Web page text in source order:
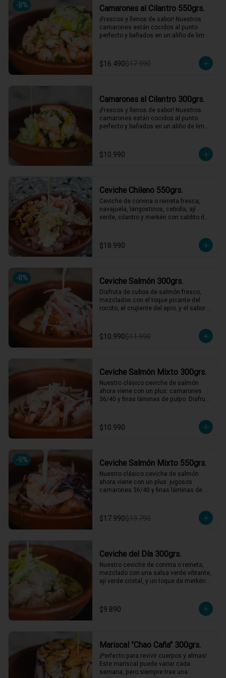
*El peso neto corresponde al producto
en su presentación completa, salsas o
acompañamientos incluidos.
-8% Camarones al Cilantro 550grs.
¡Frescos y llenos de sabor! Nuestros
camarones están cocidos al punto
perfecto y bañados en un aliño de limón
que le da ese toque final irresistible.
¡Perfectos para una comida rápida y
*El peso neto corresponde al producto
en su presentación completa, salsas o
acompañamientos incluidos.
$16.490$17.990
Camarones al Cilantro 300grs.
¡Frescos y llenos de sabor! Nuestros
camarones están cocidos al punto
perfecto y bañados en un aliño de limón
que le da ese toque final irresistible.
¡Perfectos para una comida rápida y
*El peso neto corresponde al producto
en su presentación completa, salsas o
acompañamientos incluidos.
$10.990
Ceviche Chileno 550grs.
Ceviche de corvina o reineta fresca,
navajuela, langostinos, cebolla, ají
verde, cilantro y merkén con caldito de
weno!!
$18.990
-8% Ceviche Salmón 300grs.
Disfruta de cubos de salmón fresco,
mezclados con el toque picante del
rocoto, el crujiente del apio, y el sabor
nuestra leche de tigre, que le da ese
punch perfecto. ¡Ideal para esos
*El peso neto corresponde al producto
en su presentación completa, salsas o
acompañamientos incluidos.
$10.990$11.990
Ceviche Salmón Mixto 300grs.
Nuestro clásico ceviche de salmón
ahora viene con un plus: camarones
36/40 y finas láminas de pulpo. Disfruta
leche de tigre que hará bailar tu paladar
🐟🦐🦑
en su presentación completa, salsas o
acompañamientos incluidos.
$10.990
-9% Ceviche Salmón Mixto 550grs.
Nuestro clásico ceviche de salmón
ahora viene con un plus: jugosos
camarones 36/40 y finas láminas de
todo bañado en una leche de tigre que
hará bailar tu paladar 🐟🦐🦑
*El peso neto corresponde al producto
en su presentación completa, salsas o
acompañamientos incluidos.
$17.990$19.790
Ceviche del Día 300grs.
Nuestro ceviche de corvina o reineta,
mezclado con una salsa verde vibrante,
ají verde cristal, y un toque de merkén
reducción de chardonnay y un toque de
aceite de oliva. ¡Una explosión de
*El peso neto corresponde al producto
en su presentación completa, salsas o
acompañamientos incluidos.
$9.890
Mariscal "Chao Caña" 300grs.
¡Perfecto para revivir cuerpos y almas!
Este mariscal puede variar cada
semana, pero siempre trae una